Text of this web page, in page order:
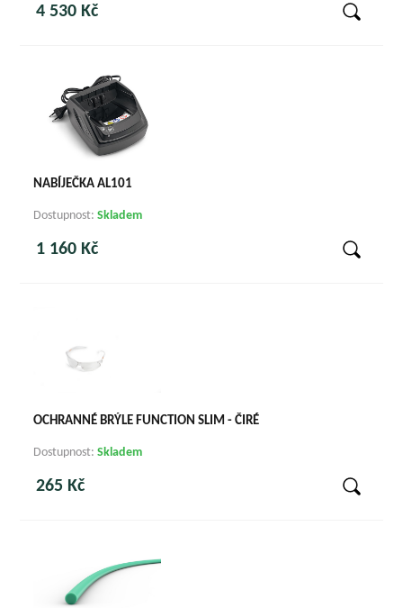
4 530 Kč
NABÍJEČKA AL101
Dostupnost:Skladem
1 160 Kč
OCHRANNÉ BRÝLE FUNCTION SLIM - ČIRÉ
Dostupnost:Skladem
265 Kč